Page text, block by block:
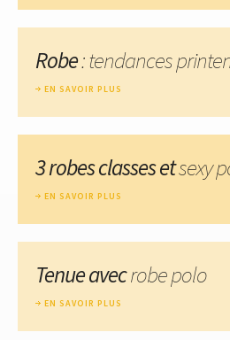
Robe: tendances
EN SAVOIR PLUS
3 robes classes etsexy
EN SAVOIR PLUS
Tenue avecrobe polo
EN SAVOIR PLUS